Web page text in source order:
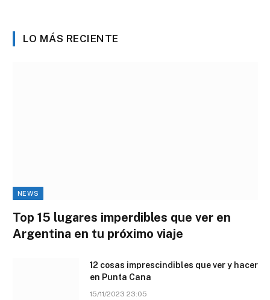
LO MÁS RECIENTE
NEWS
Top 15 lugares imperdibles que ver en
Argentina en tu próximo viaje
12 cosas imprescindibles que ver y hacer
en Punta Cana
15/11/2023 23:05